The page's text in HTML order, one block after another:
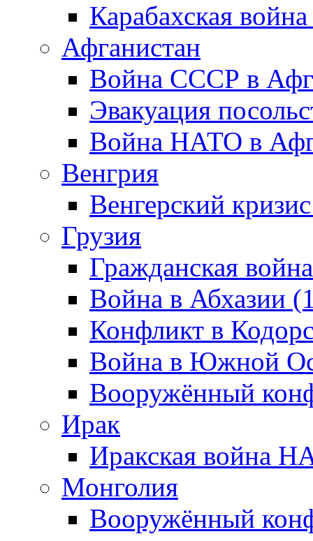
Карабахская
Афганистан
Война СССР в
Эвакуация
Война НАТО в
Венгрия
Венгерский
Грузия
Гражданская
Война в Абхазии
Конфликт в
Война в Южной
Вооружённый
Ирак
Иракская война
Монголия
Вооружённый